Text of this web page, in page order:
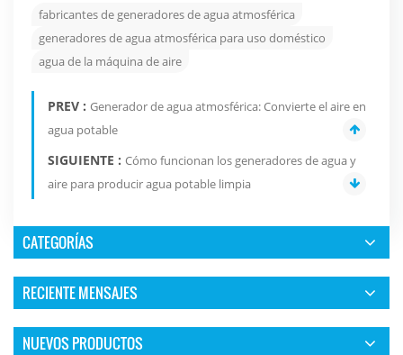
fabricantes de generadores de agua atmosférica
generadores de agua atmosférica para uso doméstico
agua de la máquina de aire
PREV : Generador de agua atmosférica: Convierte el aire en
agua potable
SIGUIENTE : Cómo funcionan los generadores de agua y
aire para producir agua potable limpia
CATEGORÍAS
RECIENTE MENSAJES
NUEVOS PRODUCTOS